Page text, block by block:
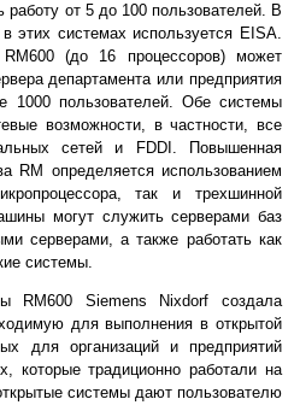
работу от 5 до 100 пользователей. В
этих системах используется EISA.
RM600 (до 16 процессоров) может
департамента или предприятия
1000 пользователей. Обе системы
возможности, в частности, все
сетей и FDDI. Повышенная
RM определяется использованием
так и трехшинной
могут служить серверами баз
серверами, а также работать как
системы.
RM600 Siemens Nixdorf создала
для выполнения в открытой
для организаций и предприятий
которые традиционно работали на
системы дают пользователю